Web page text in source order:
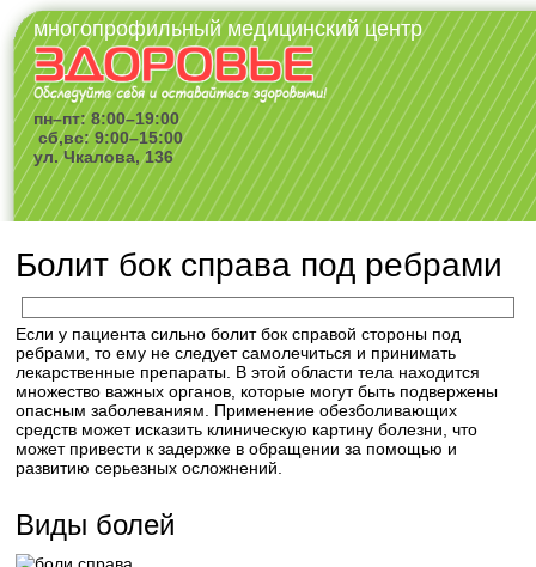
многопрофильный медицинский центр
пн–пт: 8:00–19:00
сб,вс: 9:00–15:00
ул. Чкалова, 136
Болит бок справа под ребрами
Если у пациента сильно болит бок справой стороны под
ребрами, то ему не следует самолечиться и принимать
лекарственные препараты. В этой области тела находится
множество важных органов, которые могут быть подвержены
опасным заболеваниям. Применение обезболивающих
средств может исказить клиническую картину болезни, что
может привести к задержке в обращении за помощью и
развитию серьезных осложнений.
Виды болей